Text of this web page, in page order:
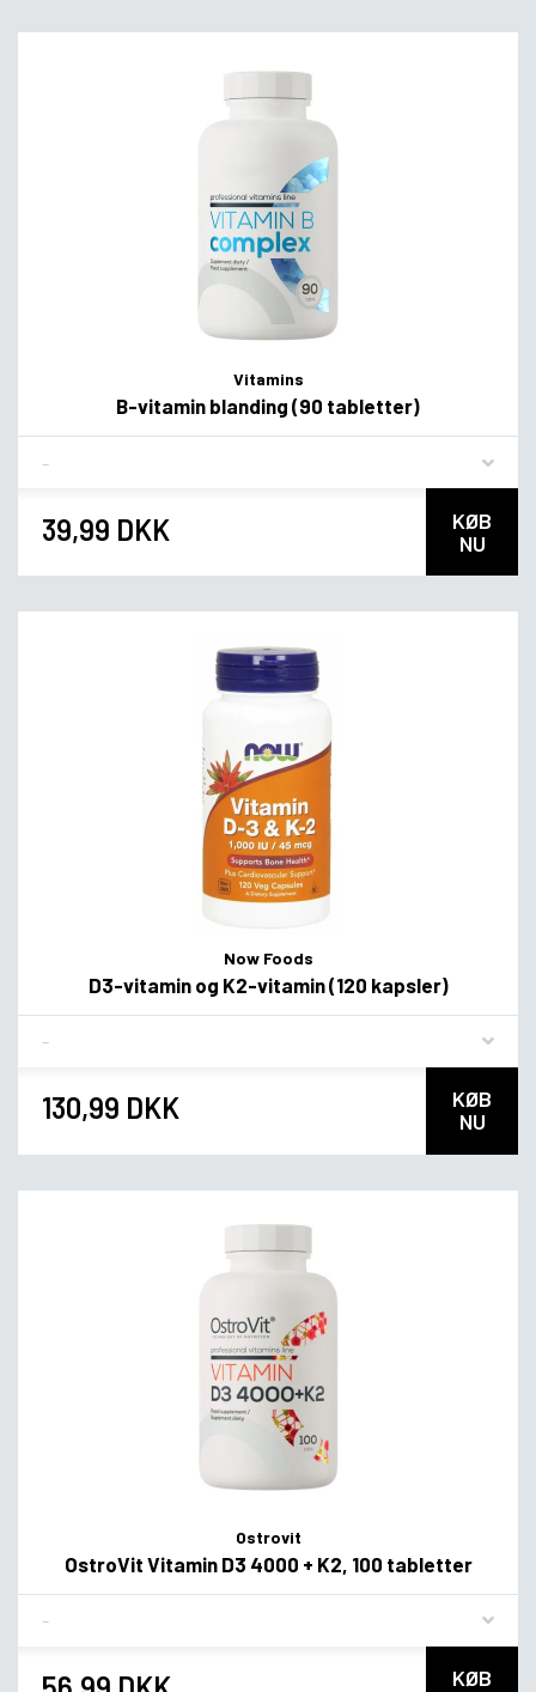
Vitamins
B-vitamin blanding (90 tabletter)
39,99 DKK
KØB
NU
Now Foods
D3-vitamin og K2-vitamin (120 kapsler)
130,99 DKK
KØB
NU
Ostrovit
OstroVit Vitamin D3 4000 + K2, 100 tabletter
KØB